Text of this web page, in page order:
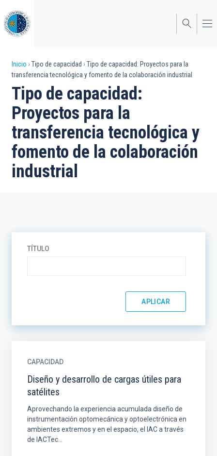
al
contenido
principal
Sobrescribir
enlaces
de
ayuda
a
la
navegación
Inicio Tipo de capacidad
Tipo de capacidad: Proyectos para la
transferencia tecnológica y fomento de la colaboración industrial
Tipo de capacidad:
Proyectos para la
transferencia tecnológica y
fomento de la colaboración
industrial
TÍTULO
CAPACIDAD
Diseño y desarrollo de cargas útiles para
satélites
Aprovechando la experiencia acumulada diseño de
instrumentación optomecánica y optoelectrónica en
ambientes extremos y en el espacio, el IAC a través
de IACTec...